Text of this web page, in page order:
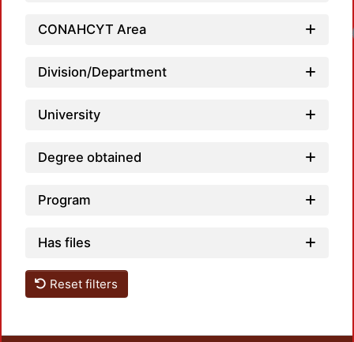
CONAHCYT Area
Division/Department
University
Degree obtained
Program
Has files
Reset filters